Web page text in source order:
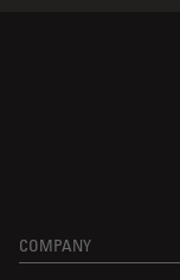
COMPANY